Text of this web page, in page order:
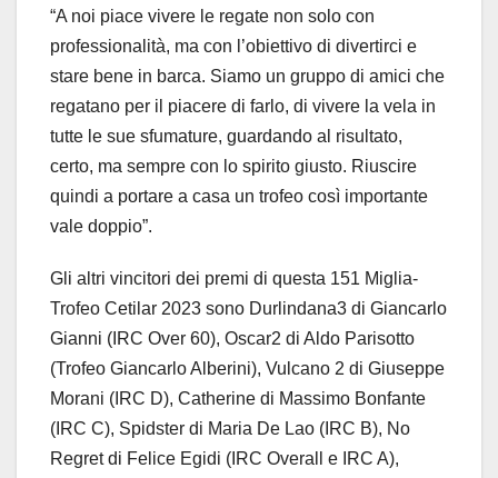
“A noi piace vivere le regate non solo con
professionalità, ma con l’obiettivo di divertirci e
stare bene in barca. Siamo un gruppo di amici che
regatano per il piacere di farlo, di vivere la vela in
tutte le sue sfumature, guardando al risultato,
certo, ma sempre con lo spirito giusto. Riuscire
quindi a portare a casa un trofeo così importante
vale doppio”.
Gli altri vincitori dei premi di questa 151 Miglia-
Trofeo Cetilar 2023 sono Durlindana3 di Giancarlo
Gianni (IRC Over 60), Oscar2 di Aldo Parisotto
(Trofeo Giancarlo Alberini), Vulcano 2 di Giuseppe
Morani (IRC D), Catherine di Massimo Bonfante
(IRC C), Spidster di Maria De Lao (IRC B), No
Regret di Felice Egidi (IRC Overall e IRC A),